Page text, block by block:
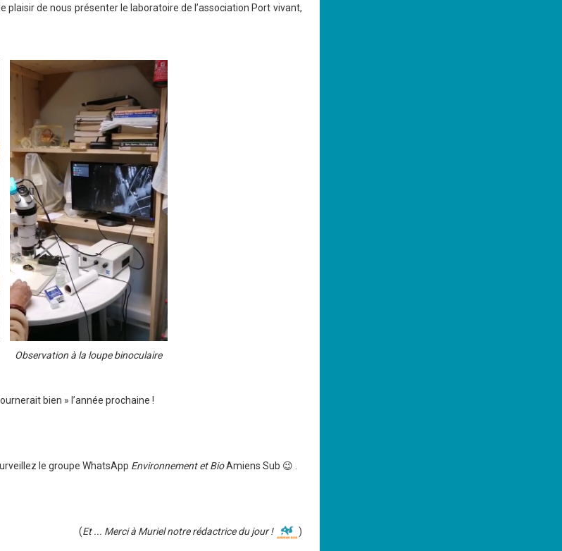
de nous présenter le laboratoire de l’association Port vivant,
Observation à la loupe binoculaire
bien » l’année prochaine !
le groupe WhatsApp Environnement et BioAmiens Sub 😉 .
(Et ... Merci à Muriel notre rédactrice du jour ! )